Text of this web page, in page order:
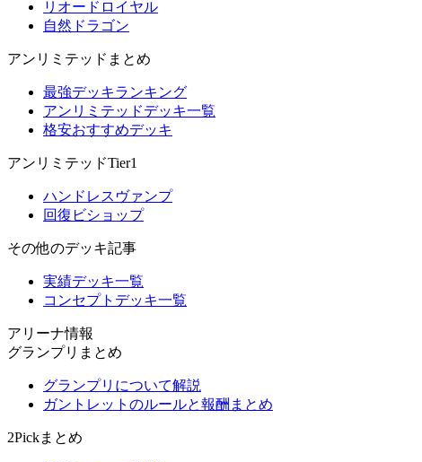
リオードロイヤル
自然ドラゴン
アンリミテッドまとめ
最強デッキランキング
アンリミテッドデッキ一覧
格安おすすめデッキ
アンリミテッドTier1
ハンドレスヴァンプ
回復ビショップ
その他のデッキ記事
実績デッキ一覧
コンセプトデッキ一覧
アリーナ情報
グランプリまとめ
グランプリについて解説
ガントレットのルールと報酬まとめ
2Pickまとめ